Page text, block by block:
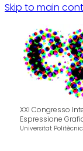
Skip to main
XXI Congresso
Espressione
Universitat